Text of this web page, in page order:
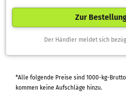
Zur
Der Händler meldet sich
*Alle folgende Preise sind 1000-kg-Brutto-
kommen keine Aufschläge hinzu.